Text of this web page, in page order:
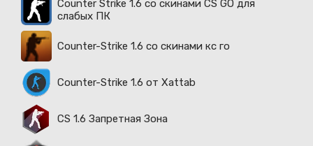
Counter Strike 1.6 со скинами CS GO для
слабых ПК
Counter-Strike 1.6 со скинами кс го
Counter-Strike 1.6 от Xattab
CS 1.6 Запретная Зона